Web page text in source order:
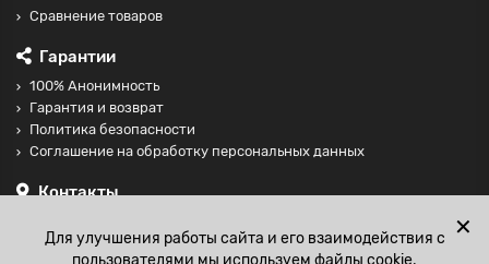
Сравнение товаров
Гарантии
100% Анонимность
Гарантия и возврат
Политика безопасности
Соглашение на обработку персональных данных
Контакты
sales@fisting-shop.ru
✕
Для улучшения работы сайта и его взаимодействия с
пользователями мы используем файлы cookie.